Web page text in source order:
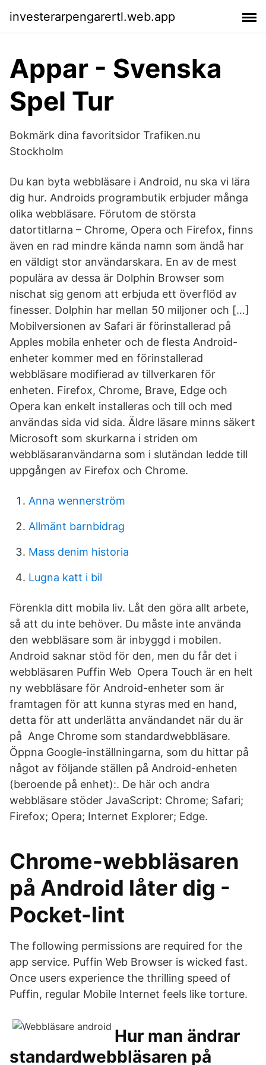
investerarpengarertl.web.app
Appar - Svenska
Spel Tur
Bokmärk dina favoritsidor Trafiken.nu
Stockholm
Du kan byta webbläsare i Android, nu ska vi lära
dig hur. Androids programbutik erbjuder många
olika webbläsare. Förutom de största
datortitlarna – Chrome, Opera och Firefox, finns
även en rad mindre kända namn som ändå har
en väldigt stor användarskara. En av de mest
populära av dessa är Dolphin Browser som
nischat sig genom att erbjuda ett överflöd av
finesser. Dolphin har mellan 50 miljoner och […]
Mobilversionen av Safari är förinstallerad på
Apples mobila enheter och de flesta Android-
enheter kommer med en förinstallerad
webbläsare modifierad av tillverkaren för
enheten. Firefox, Chrome, Brave, Edge och
Opera kan enkelt installeras och till och med
användas sida vid sida. Äldre läsare minns säkert
Microsoft som skurkarna i striden om
webbläsaranvändarna som i slutändan ledde till
uppgången av Firefox och Chrome.
Anna wennerström
Allmänt barnbidrag
Mass denim historia
Lugna katt i bil
Förenkla ditt mobila liv. Låt den göra allt arbete,
så att du inte behöver. Du måste inte använda
den webbläsare som är inbyggd i mobilen.
Android saknar stöd för den, men du får det i
webbläsaren Puffin Web Opera Touch är en helt
ny webbläsare för Android-enheter som är
framtagen för att kunna styras med en hand,
detta för att underlätta användandet när du är
på Ange Chrome som standardwebbläsare.
Öppna Google-inställningarna, som du hittar på
något av följande ställen på Android-enheten
(beroende på enhet):. De här och andra
webbläsare stöder JavaScript: Chrome; Safari;
Firefox; Opera; Internet Explorer; Edge.
Chrome-webbläsaren
på Android låter dig -
Pocket-lint
The following permissions are required for the
app service. Puffin Web Browser is wicked fast.
Once users experience the thrilling speed of
Puffin, regular Mobile Internet feels like torture.
Hur man ändrar
standardwebbläsaren på